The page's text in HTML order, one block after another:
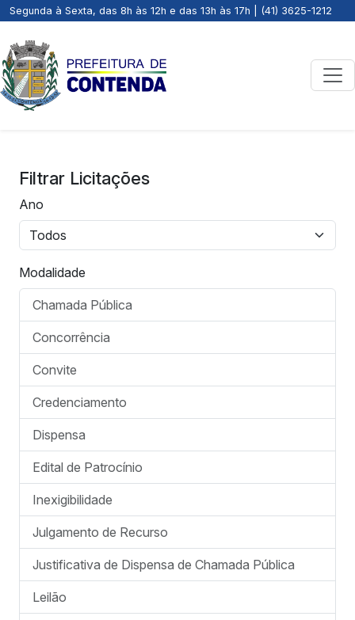
Segunda à Sexta, das 8h às 12h e das 13h às 17h | (41) 3625-1212
Filtrar Licitações
Ano
Modalidade
Chamada Pública
Concorrência
Convite
Credenciamento
Dispensa
Edital de Patrocínio
Inexigibilidade
Julgamento de Recurso
Justificativa de Dispensa de Chamada Pública
Leilão